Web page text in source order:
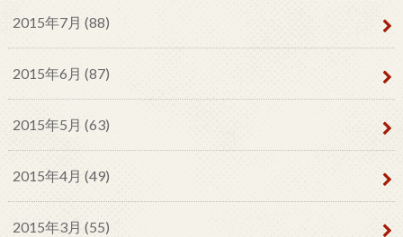
2015年7月 (88)
2015年6月 (87)
2015年5月 (63)
2015年4月 (49)
2015年3月 (55)